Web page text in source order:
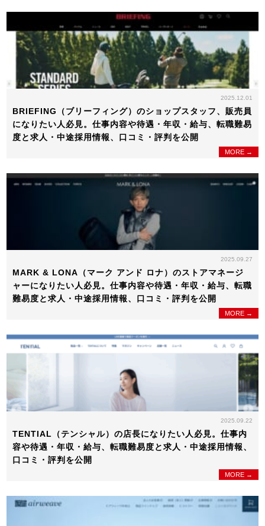
2025.12.01
BRIEFING（ブリーフィング）のショップスタッフ、販売員
になりたい人必見。仕事内容や待遇・年収・給与、転職難易
度と求人・中途採用情報、口コミ・評判を公開
MORE →
2025.09.27
MARK & LONA（マーク アンド ロナ）のストアマネージ
ャーになりたい人必見。仕事内容や待遇・年収・給与、転職
難易度と求人・中途採用情報、口コミ・評判を公開
MORE →
2025.09.22
TENTIAL（テンシャル）の店長になりたい人必見。仕事内
容や待遇・年収・給与、転職難易度と求人・中途採用情報、
口コミ・評判を公開
MORE →